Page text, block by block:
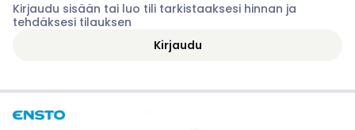
Kirjaudu sisään tai luo tili tarkistaaksesi hinnan ja
tehdäksesi tilauksen
Kirjaudu